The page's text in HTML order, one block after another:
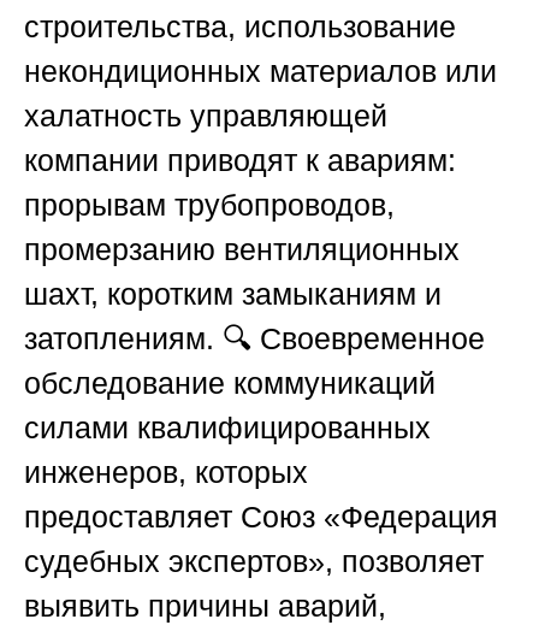
строительства, использование
некондиционных материалов или
халатность управляющей
компании приводят к авариям:
прорывам трубопроводов,
промерзанию вентиляционных
шахт, коротким замыканиям и
затоплениям. 🔍 Своевременное
обследование коммуникаций
силами квалифицированных
инженеров, которых
предоставляет Союз «Федерация
судебных экспертов», позволяет
выявить причины аварий,